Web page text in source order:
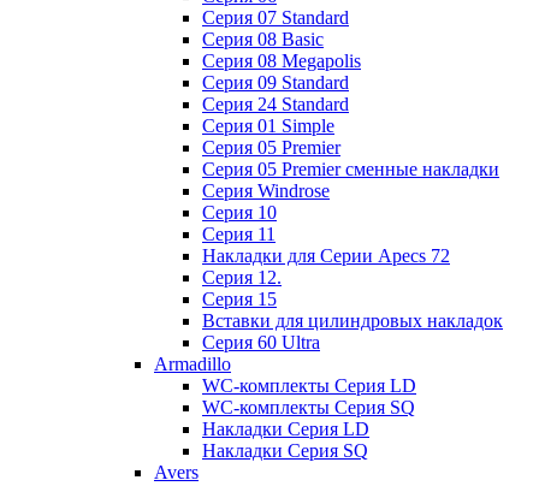
Cерия 07 Standard
Cерия 08 Basic
Cерия 08 Megapolis
Cерия 09 Standard
Cерия 24 Standard
Серия 01 Simple
Серия 05 Premier
Серия 05 Premier сменные накладки
Cерия Windrose
Серия 10
Серия 11
Накладки для Серии Apecs 72
Серия 12.
Серия 15
Вставки для цилиндровых накладок
Серия 60 Ultra
Armadillo
WC-комплекты Серия LD
WC-комплекты Серия SQ
Накладки Серия LD
Накладки Серия SQ
Avers